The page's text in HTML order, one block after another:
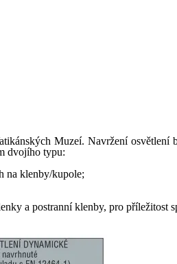
Muzeí. Navržení osvětlení
dvojího typu:
na klenby/kupole;
a postranní klenby, pro příležitost